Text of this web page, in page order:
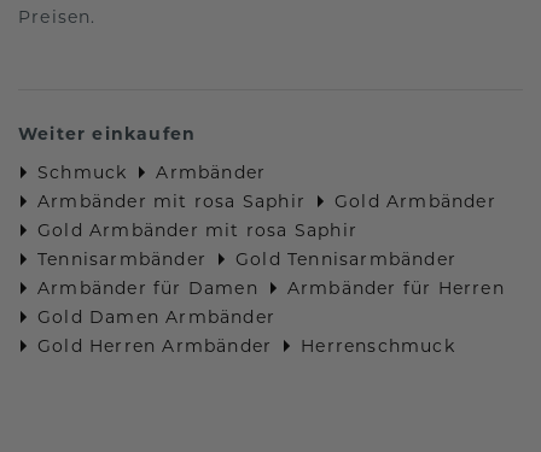
Preisen.
Weiter einkaufen
Schmuck
Armbänder
Armbänder mit rosa Saphir
Gold Armbänder
Gold Armbänder mit rosa Saphir
Tennisarmbänder
Gold Tennisarmbänder
Armbänder für Damen
Armbänder für Herren
Gold Damen Armbänder
Gold Herren Armbänder
Herrenschmuck